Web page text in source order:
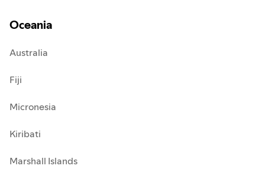
Oceania
Australia
Fiji
Micronesia
Kiribati
Marshall Islands